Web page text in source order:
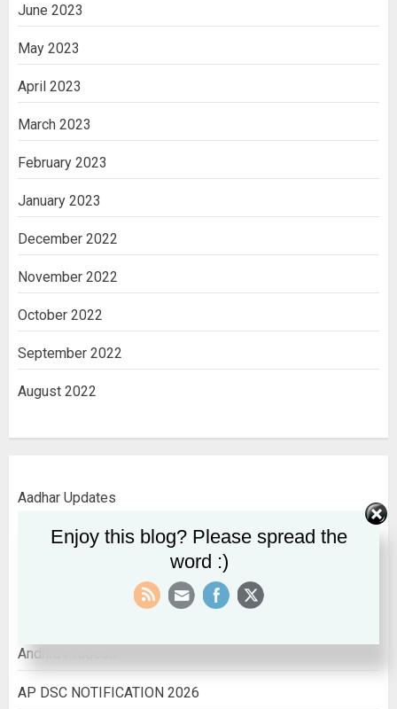
June 2023
May 2023
April 2023
March 2023
February 2023
January 2023
December 2022
November 2022
October 2022
September 2022
August 2022
Aadhar Updates
AADHAR UPDATES
Andhra Pradesh
AP DSC NOTIFICATION 2026
Enjoy this blog? Please spread the
word :)